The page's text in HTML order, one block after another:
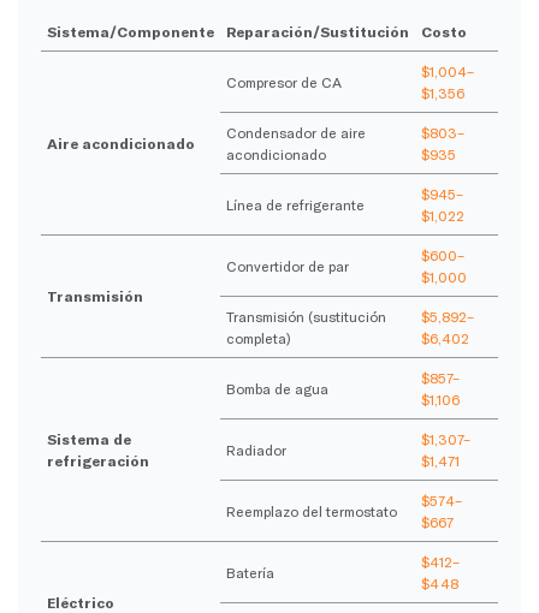
Sistema/Componente Reparación/Sustitución Costo
Aire acondicionado
Compresor de CA
$1,004–
$1,356
Condensador de aire
acondicionado
$803–
$935
Línea de refrigerante
$945–
$1,022
Transmisión
Convertidor de par
$600–
$1,000
Transmisión (sustitución
completa)
$5,892–
$6,402
Sistema de
refrigeración
Bomba de agua
$857–
$1,106
Radiador
$1,307–
$1,471
Reemplazo del termostato
$574–
$667
Eléctrico
Batería
$412–
$448